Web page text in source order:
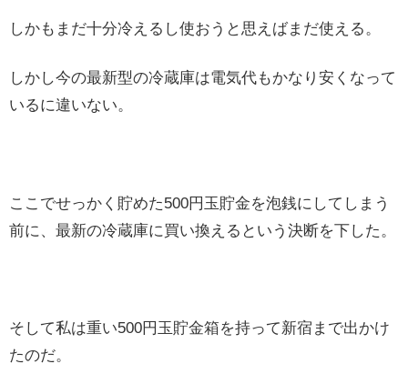
しかもまだ十分冷えるし使おうと思えばまだ使える。
しかし今の最新型の冷蔵庫は電気代もかなり安くなって
いるに違いない。
ここでせっかく貯めた500円玉貯金を泡銭にしてしまう
前に、最新の冷蔵庫に買い換えるという決断を下した。
そして私は重い500円玉貯金箱を持って新宿まで出かけ
たのだ。